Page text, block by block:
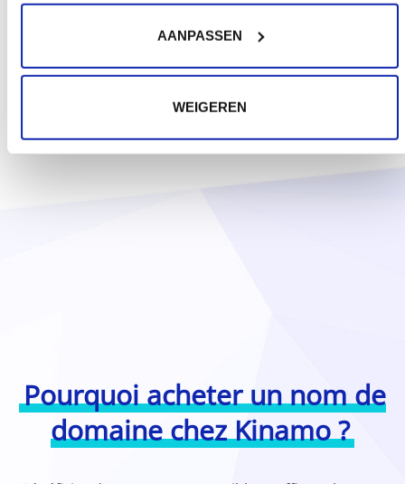
AANPASSEN
WEIGEREN
Pourquoi acheter un nom de
domaine chez Kinamo ?